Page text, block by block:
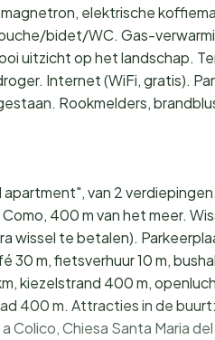
elektrische
bidet/WC. Gas-
uitzicht op het landschap.
Internet (WiFi, gratis).
Rookmelders,
van 2
400 m van het meer.
wissel te betalen).
30 m, fietsverhuur 10 m,
kiezelstrand 400 m,
400 m. Attracties in de
Chiesa Santa Maria